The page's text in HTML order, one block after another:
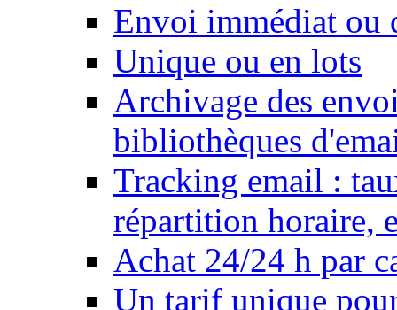
Envoi immédiat ou
Unique ou en lots
Archivage des
bibliothèques
Tracking email :
répartition horaire,
Achat 24/24 h par
Un tarif unique